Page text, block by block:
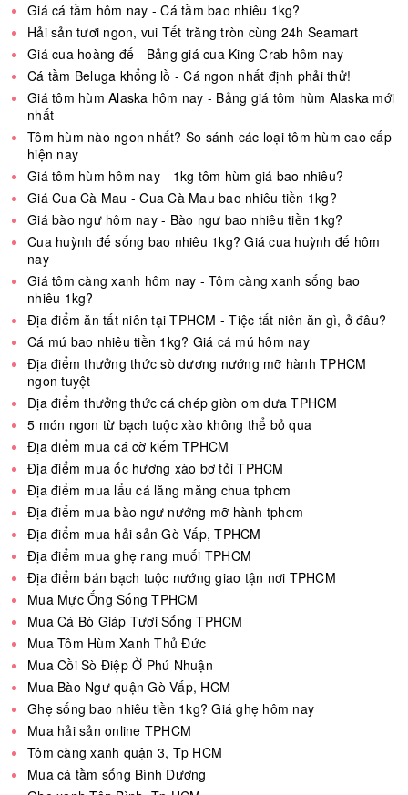
Giá cá tầm hôm nay - Cá tầm bao nhiêu 1kg?
Hải sản tươi ngon, vui Tết trăng tròn cùng 24h Seamart
Giá cua hoàng đế - Bảng giá cua King Crab hôm nay
Cá tầm Beluga khổng lồ - Cá ngon nhất định phải thử!
Giá tôm hùm Alaska hôm nay - Bảng giá tôm hùm Alaska mới
nhất
Tôm hùm nào ngon nhất? So sánh các loại tôm hùm cao cấp
hiện nay
Giá tôm hùm hôm nay - 1kg tôm hùm giá bao nhiêu?
Giá Cua Cà Mau - Cua Cà Mau bao nhiêu tiền 1kg?
Giá bào ngư hôm nay - Bào ngư bao nhiêu tiền 1kg?
Cua huỳnh đế sống bao nhiêu 1kg? Giá cua huỳnh đế hôm
nay
Giá tôm càng xanh hôm nay - Tôm càng xanh sống bao
nhiêu 1kg?
Địa điểm ăn tất niên tại TPHCM - Tiệc tất niên ăn gì, ở đâu?
Cá mú bao nhiêu tiền 1kg? Giá cá mú hôm nay
Địa điểm thưởng thức sò dương nướng mỡ hành TPHCM
ngon tuyệt
Địa điểm thưởng thức cá chép giòn om dưa TPHCM
5 món ngon từ bạch tuộc xào không thể bỏ qua
Địa điểm mua cá cờ kiếm TPHCM
Địa điểm mua ốc hương xào bơ tỏi TPHCM
Địa điểm mua lẩu cá lăng măng chua tphcm
Địa điểm mua bào ngư nướng mỡ hành tphcm
Địa điểm mua hải sản Gò Vấp, TPHCM
Địa điểm mua ghẹ rang muối TPHCM
Địa điểm bán bạch tuộc nướng giao tận nơi TPHCM
Mua Mực Ống Sống TPHCM
Mua Cá Bò Giáp Tươi Sống TPHCM
Mua Tôm Hùm Xanh Thủ Đức
Mua Cồi Sò Điệp Ở Phú Nhuận
Mua Bào Ngư quận Gò Vấp, HCM
Ghẹ sống bao nhiêu tiền 1kg? Giá ghẹ hôm nay
Mua hải sản online TPHCM
Tôm càng xanh quận 3, Tp HCM
Mua cá tầm sống Bình Dương